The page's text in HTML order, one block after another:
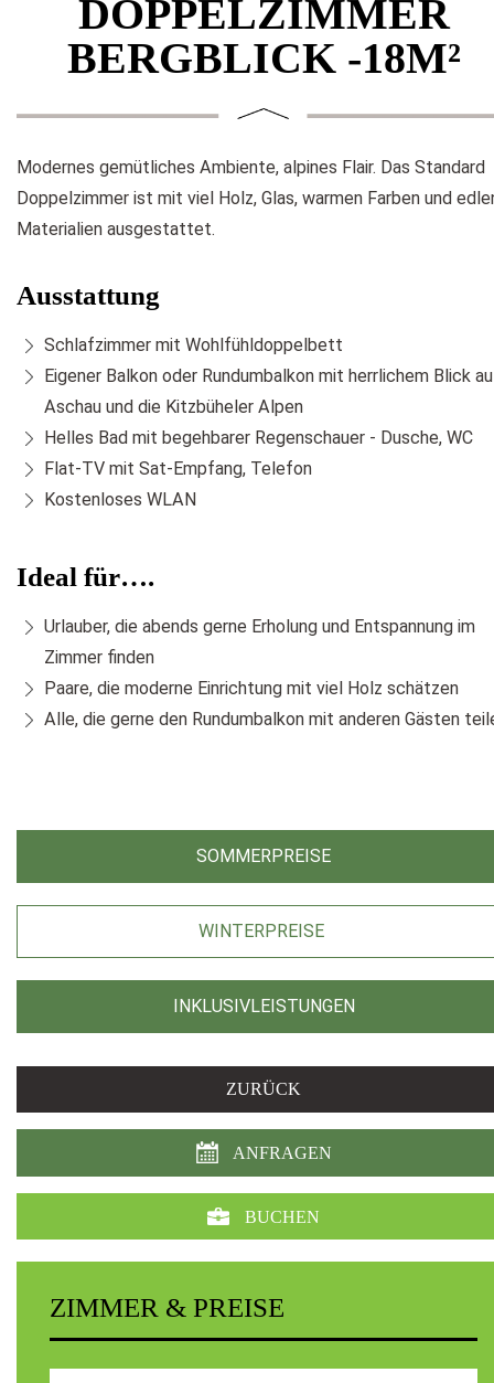
DOPPELZIMMER
BERGBLICK -18M²
Modernes gemütliches Ambiente, alpines Flair. Das Standard
Doppelzimmer ist mit viel Holz, Glas, warmen Farben und
Materialien ausgestattet.
Ausstattung
Schlafzimmer mit Wohlfühldoppelbett
Eigener Balkon oder Rundumbalkon mit herrlichem Blick
Aschau und die Kitzbüheler Alpen
Helles Bad mit begehbarer Regenschauer - Dusche, WC
Flat-TV mit Sat-Empfang, Telefon
Kostenloses WLAN
Ideal für….
Urlauber, die abends gerne Erholung und Entspannung im
Zimmer finden
Paare, die moderne Einrichtung mit viel Holz schätzen
Alle, die gerne den Rundumbalkon mit anderen Gästen
SOMMERPREISE
WINTERPREISE
INKLUSIVLEISTUNGEN
ZURÜCK
ANFRAGEN
BUCHEN
ZIMMER & PREISE